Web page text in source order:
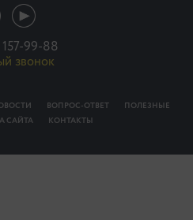
99-88
звонок
ВОПРОС-ОТВЕТ
ПОЛЕЗНЫЕ
САЙТА КОНТАКТЫ